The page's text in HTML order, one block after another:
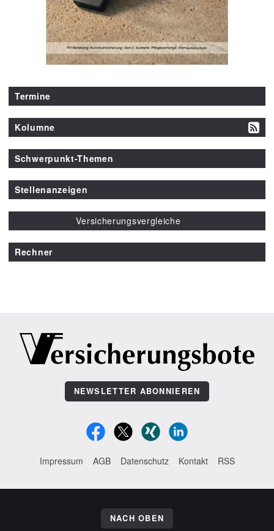
Termine
Kolumne
Schwerpunkt-Themen
Stellenanzeigen
Versicherungsvergleiche
Rechner
NEWSLETTER ABONNIEREN
Impressum AGB Datenschutz Kontakt RSS
NACH OBEN